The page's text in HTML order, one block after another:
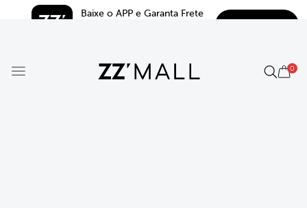
Baixe o APP e Garanta Frete
0